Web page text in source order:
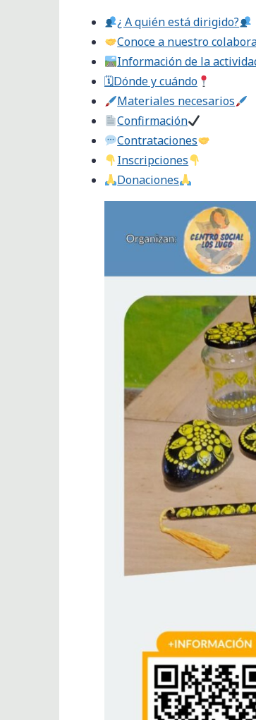
​¿ A quién está dirigido?
Conoce a nuestro
Información de la
🗓Dónde y cuándo
Materiales necesarios
Confirmación
​Contrataciones
​Inscripciones
​Donaciones